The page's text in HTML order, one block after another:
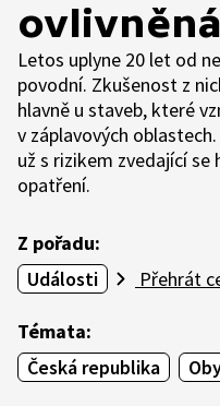
Letos uplyne 20 let od
povodní. Zkušenost z
hlavně u staveb, které
v záplavových
už s rizikem zvedající
opatření.
Z pořadu:
Události
Přehrát
Témata:
Česká republika